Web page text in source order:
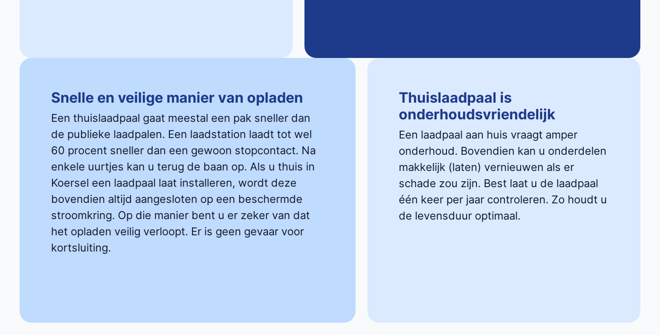
Snelle en veilige manier van opladen
Een thuislaadpaal gaat meestal een pak sneller dan
de publieke laadpalen. Een laadstation laadt tot wel
60 procent sneller dan een gewoon stopcontact. Na
enkele uurtjes kan u terug de baan op. Als u thuis in
Koersel een laadpaal laat installeren, wordt deze
bovendien altijd aangesloten op een beschermde
stroomkring. Op die manier bent u er zeker van dat
het opladen veilig verloopt. Er is geen gevaar voor
kortsluiting.
Thuislaadpaal is
onderhoudsvriendelijk
Een laadpaal aan huis vraagt amper
onderhoud. Bovendien kan u onderdelen
makkelijk (laten) vernieuwen als er
schade zou zijn. Best laat u de laadpaal
één keer per jaar controleren. Zo houdt u
de levensduur optimaal.